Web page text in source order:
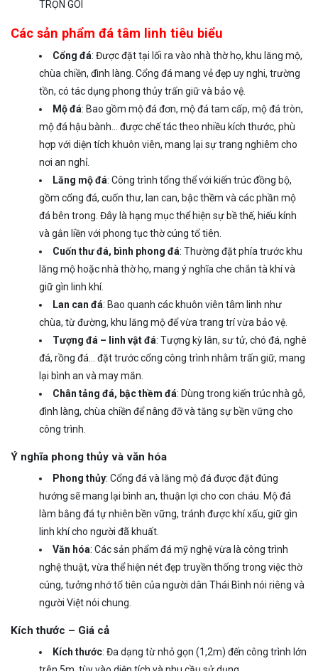
TRỌN GÓI
Các sản phẩm đá tâm linh tiêu biểu
Cổng đá: Được đặt tại lối ra vào nhà thờ họ, khu lăng mộ,
chùa chiền, đình làng. Cổng đá mang vẻ đẹp uy nghi, trường
tồn, có tác dụng phong thủy trấn giữ và bảo vệ.
Mộ đá: Bao gồm mộ đá đơn, mộ đá tam cấp, mộ đá tròn,
mộ đá hậu bành… được chế tác theo nhiều kích thước, phù
hợp với diện tích khuôn viên, mang lại sự trang nghiêm cho
nơi an nghỉ.
Lăng mộ đá: Công trình tổng thể với kiến trúc đồng bộ,
gồm cổng đá, cuốn thư, lan can, bậc thềm và các phần mộ
đá bên trong. Đây là hạng mục thể hiện sự bề thế, hiếu kính
và gắn liền với phong tục thờ cúng tổ tiên.
Cuốn thư đá, bình phong đá: Thường đặt phía trước khu
lăng mộ hoặc nhà thờ họ, mang ý nghĩa che chắn tà khí và
giữ gìn linh khí.
Lan can đá: Bao quanh các khuôn viên tâm linh như
chùa, từ đường, khu lăng mộ để vừa trang trí vừa bảo vệ.
Tượng đá – linh vật đá: Tượng kỳ lân, sư tử, chó đá, nghê
đá, rồng đá… đặt trước cổng công trình nhằm trấn giữ, mang
lại bình an và may mắn.
Chân tảng đá, bậc thềm đá: Dùng trong kiến trúc nhà gỗ,
đình làng, chùa chiền để nâng đỡ và tăng sự bền vững cho
công trình.
Ý nghĩa phong thủy và văn hóa
Phong thủy: Cổng đá và lăng mộ đá được đặt đúng
hướng sẽ mang lại bình an, thuận lợi cho con cháu. Mộ đá
làm bằng đá tự nhiên bền vững, tránh được khí xấu, giữ gìn
linh khí cho người đã khuất.
Văn hóa: Các sản phẩm đá mỹ nghệ vừa là công trình
nghệ thuật, vừa thể hiện nét đẹp truyền thống trong việc thờ
cúng, tưởng nhớ tổ tiên của người dân Thái Bình nói riêng và
người Việt nói chung.
Kích thước – Giá cả
Kích thước: Đa dạng từ nhỏ gọn (1,2m) đến công trình lớn